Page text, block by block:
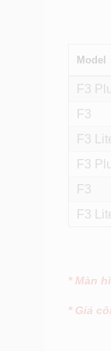
Model
F3
F3
F3
F3
F3
F3
* Màn
* Giá